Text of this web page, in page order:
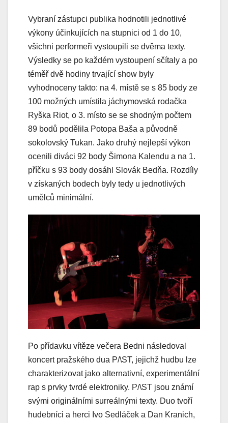
Vybraní zástupci publika hodnotili jednotlivé
výkony účinkujících na stupnici od 1 do 10,
všichni performeři vystoupili se dvěma texty.
Výsledky se po každém vystoupení sčítaly a po
téměř dvě hodiny trvající show byly
vyhodnoceny takto: na 4. místě se s 85 body ze
100 možných umístila jáchymovská rodačka
Ryška Riot, o 3. místo se se shodným počtem
89 bodů podělila Potopa Baša a původně
sokolovský Tukan. Jako druhý nejlepší výkon
ocenili diváci 92 body Šimona Kalendu a na 1.
příčku s 93 body dosáhl Slovák Bedňa. Rozdíly
v získaných bodech byly tedy u jednotlivých
umělců minimální.
Po přídavku vítěze večera Bedni následoval
koncert pražského dua P/\ST, jejichž hudbu lze
charakterizovat jako alternativní, experimentální
rap s prvky tvrdé elektroniky. P/\ST jsou známí
svými originálními surreálnými texty. Duo tvoří
hudebníci a herci Ivo Sedláček a Dan Kranich,